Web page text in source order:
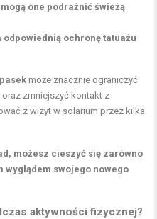
one podrażnić świeżą
ochronę tatuażu
może znacznie ograniczyć
zmniejszyć kontakt z
z wizyt w solarium przez kilka
możesz cieszyć się zarówno
wyglądem swojego nowego
aktywności fizycznej?